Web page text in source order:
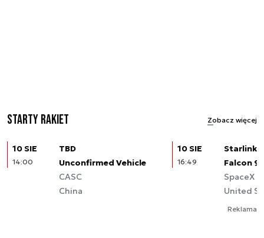
Starty rakiet Zobacz więcej
10 SIE
14:00
TBD
Unconfirmed Vehicle
CASC
China
10 SIE
16:49
Starlink
Falcon 9
SpaceX
United
Reklama